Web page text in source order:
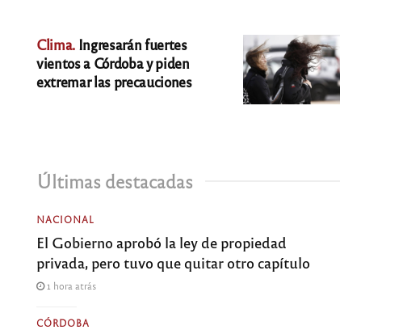
Clima. Ingresarán fuertes
vientos a Córdoba y piden
extremar las precauciones
Últimas destacadas
NACIONAL
El Gobierno aprobó la ley de propiedad
privada, pero tuvo que quitar otro capítulo
1 hora atrás
CÓRDOBA